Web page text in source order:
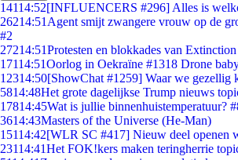
14114:52[INFLUENCERS #296] Alles is
26214:51 Agent smijt zwangere vrouw op de
#2
27214:51Protesten en blokkades van
17114:51Oorlog in Oekraïne #1318 Drone
12314:50[ShowChat #1259] Waar we gezellig
5814:48Het grote dagelijkse Trump nieuws
17814:45Wat is jullie binnenhuistemperatuur?
3614:43Masters of the Universe (He-Man)
15114:42[WLR SC #417] Nieuw deel openen
23114:41Het FOK!kers maken teringherrie